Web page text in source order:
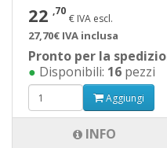
22 ,70
€ IVA escl.
27,70€ IVA inclusa
Pronto per la
● Disponibili: 16 pezzi
Aggiungi
INFO